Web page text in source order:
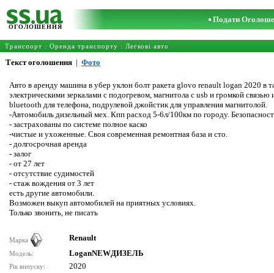
ОГОЛОШЕННЯ
Подати
Транспорт : Оренда транспорту : Легкові авто
Текст оголошення | Фото
Авто в аренду машина в убер уклон болт ракета glovo renault logan 2020 в
электрическими зеркалами с подогревом, магнитола с usb и громкой связью
bluetooth для телефона, подрулевой джойстик для управления магнитолой.
-Автомобиль дизельный мех. Кпп расход 5-6л/100км по городу.
- застрахованы по системе полное каско
-чистые и ухоженные. Своя современная ремонтная база и сто.
- долгосрочная аренда
- залог
- от 27 лет
- отсутствие судимостей
- стаж вождения от 3 лет
есть другие автомобили.
Возможен выкуп автомобилей на приятных условиях.
Только звонить, не писать
Марка Renault
Модель: LoganNEWДИЗЕЛЬ
Рік випуску: 2020